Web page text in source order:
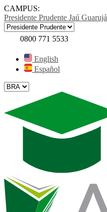
CAMPUS:
Presidente Prudente Jaú Guarujá
0800 771 5533
English
Español